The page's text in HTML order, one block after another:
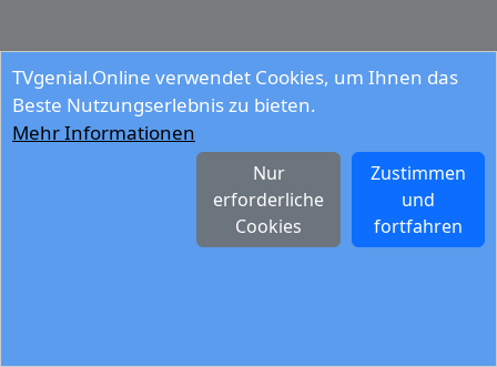
TVgenial.Online verwendet Cookies, um Ihnen das
Beste Nutzungserlebnis zu bieten.
Mehr Informationen
Zustimmen
und
fortfahren
Nur
erforderliche
Cookies